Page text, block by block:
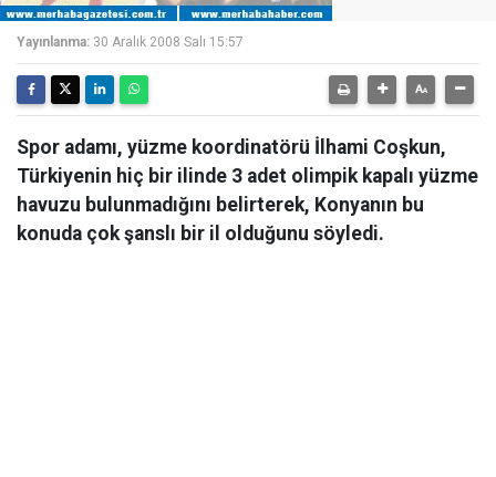
Yayınlanma: 30 Aralık 2008 Salı 15:57
Spor adamı, yüzme koordinatörü İlhami Coşkun,
Türkiyenin hiç bir ilinde 3 adet olimpik kapalı yüzme
havuzu bulunmadığını belirterek, Konyanın bu
konuda çok şanslı bir il olduğunu söyledi.